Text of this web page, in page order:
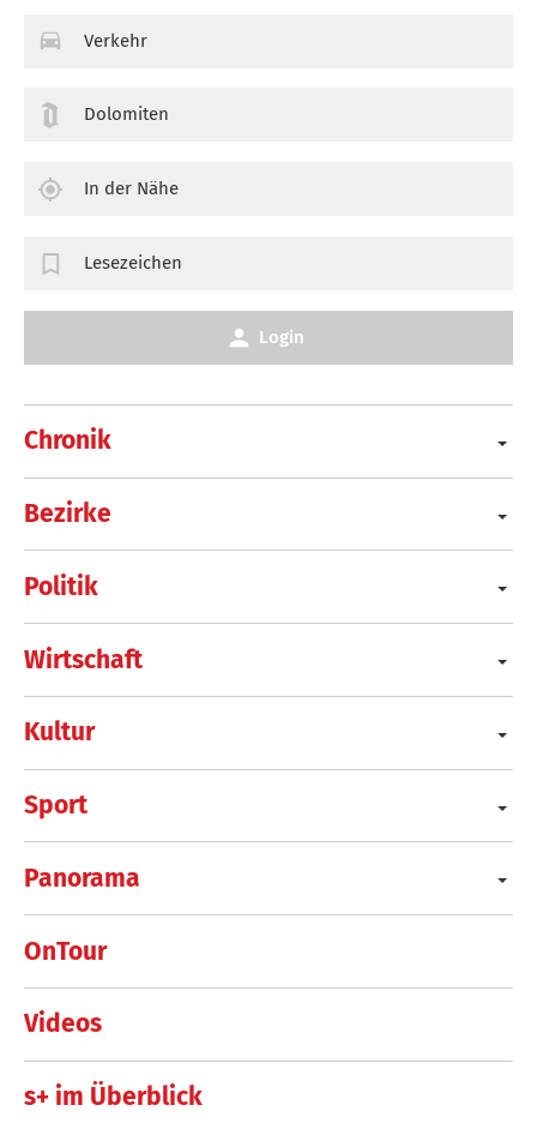
Chronik
Bezirke
Politik
Wirtschaft
Kultur
Sport
Panorama
OnTour
Videos
s+ im Überblick
Verkehr
Dolomiten
In der Nähe
Lesezeichen
Login